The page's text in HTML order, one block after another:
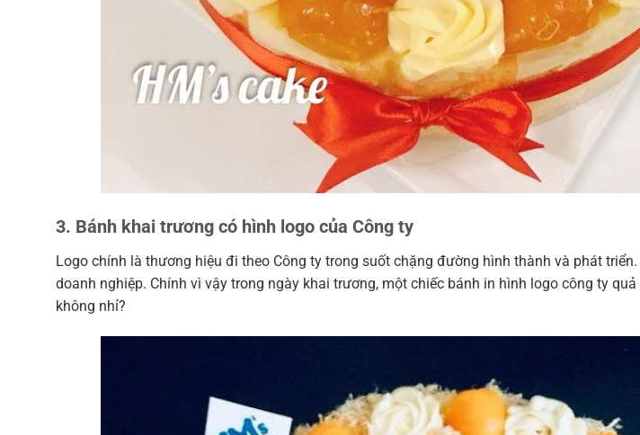
3. Bánh khai trương có hình logo của Công ty
Logo chính là thương hiệu đi theo Công ty trong suốt chặng đường hình thành và phát
doanh nghiệp. Chính vì vậy trong ngày khai trương, một chiếc bánh in hình logo công ty
không nhỉ?